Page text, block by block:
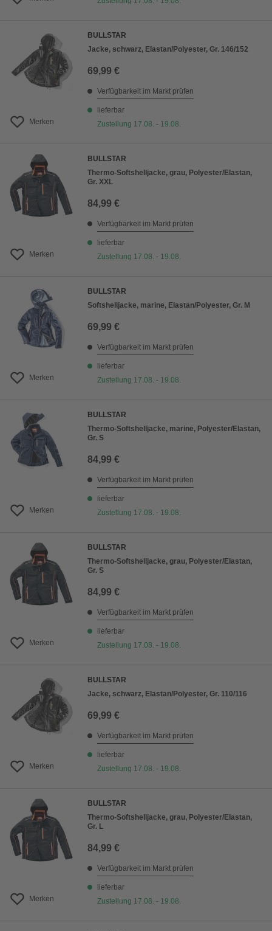
Merken
BULLSTAR
Jacke, schwarz, Elastan/Polyester, Gr. 146/152
69,99 €
Verfügbarkeit im Markt prüfen
lieferbar
Zustellung 17.08. - 19.08.
Merken
BULLSTAR
Thermo-Softshelljacke, grau, Polyester/Elastan,
Gr. XXL
84,99 €
Verfügbarkeit im Markt prüfen
lieferbar
Zustellung 17.08. - 19.08.
Merken
BULLSTAR
Softshelljacke, marine, Elastan/Polyester, Gr. M
69,99 €
Verfügbarkeit im Markt prüfen
lieferbar
Zustellung 17.08. - 19.08.
Merken
BULLSTAR
Thermo-Softshelljacke, marine, Polyester/Elastan,
Gr. S
84,99 €
Verfügbarkeit im Markt prüfen
lieferbar
Zustellung 17.08. - 19.08.
Merken
BULLSTAR
Thermo-Softshelljacke, grau, Polyester/Elastan,
Gr. S
84,99 €
Verfügbarkeit im Markt prüfen
lieferbar
Zustellung 17.08. - 19.08.
Merken
BULLSTAR
Jacke, schwarz, Elastan/Polyester, Gr. 110/116
69,99 €
Verfügbarkeit im Markt prüfen
lieferbar
Zustellung 17.08. - 19.08.
Merken
BULLSTAR
Thermo-Softshelljacke, grau, Polyester/Elastan,
Gr. L
84,99 €
Verfügbarkeit im Markt prüfen
lieferbar
Zustellung 17.08. - 19.08.